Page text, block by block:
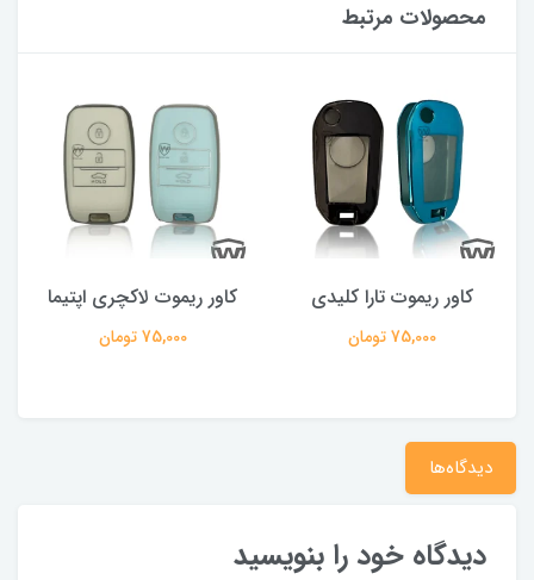
محصولات مرتبط
کاور ریموت تارا کلیدی
75,000 تومان
کاور ریموت لاکچری اپتیما
75,000 تومان
دیدگاه‌ها
دیدگاه خود را بنویسید